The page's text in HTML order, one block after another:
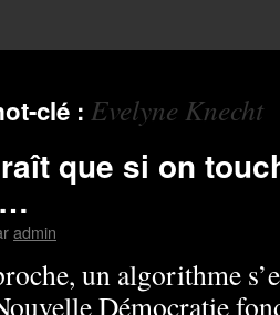
clé : Evelyne Knecht
que si on
admin
un algorithme
Démocratie